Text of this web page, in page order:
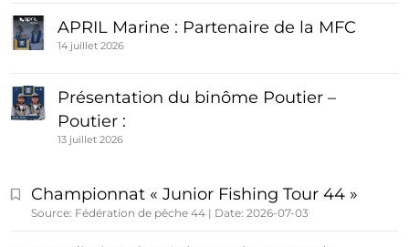
APRIL Marine : Partenaire de la MFC
14 juillet 2026
Présentation du binôme Poutier –
Poutier :
13 juillet 2026
Championnat « Junior Fishing Tour 44 »
Source: Fédération de pêche 44 Date: 2026-07-03